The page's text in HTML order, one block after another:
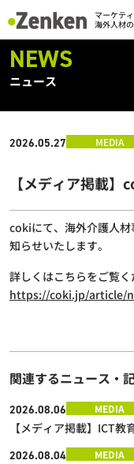
マーケティングと海外
NEWS
ニュース
2026.05.27 MEDIA
【メディア掲載
cokiにて、海外介護人
知らせいたします。
詳しくはこちらをご覧く
https://coki.jp/article/
関連するニュース・
2026.08.06 MEDIA
【メディア掲載】ICT
2026.08.04 MEDIA